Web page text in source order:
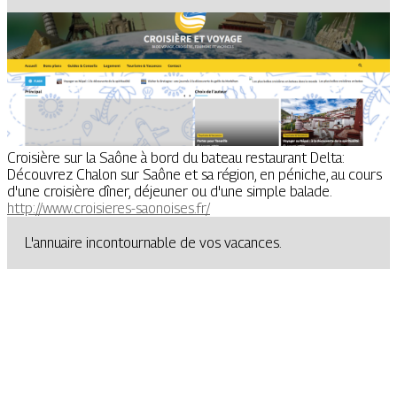
Croisière sur la Saône à bord du bateau restaurant Delta:
Découvrez Chalon sur Saône et sa région, en péniche, au cours
d'une croisière dîner, déjeuner ou d'une simple balade.
http://www.croisieres-saonoises.fr/
L'annuaire incontournable de vos vacances.